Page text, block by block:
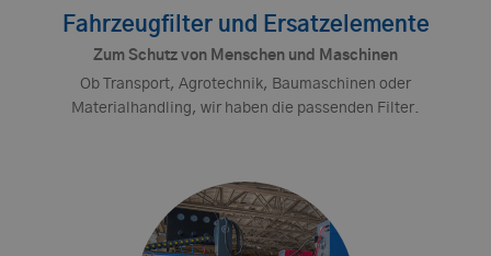
Fahrzeugfilter und Ersatzelemente
Zum Schutz von Menschen und Maschinen
Ob Transport, Agrotechnik, Baumaschinen oder
Materialhandling, wir haben die passenden Filter.